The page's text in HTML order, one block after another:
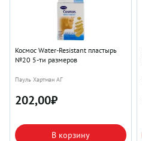
Космос Water-Resistant пластырь
№20 5-ти размеров
Пауль Хартман АГ
202,00₽
В корзину